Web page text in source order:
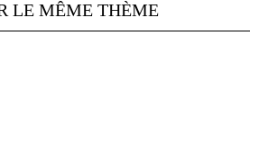
LE MÊME THÈME